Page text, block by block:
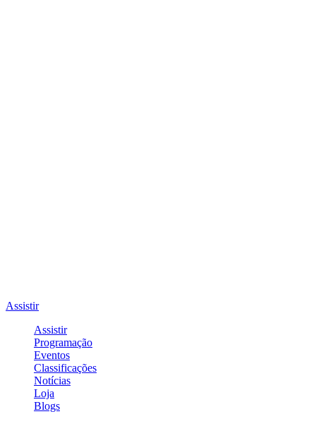
Assistir
Assistir
Programação
Eventos
Classificações
Notícias
Loja
Blogs